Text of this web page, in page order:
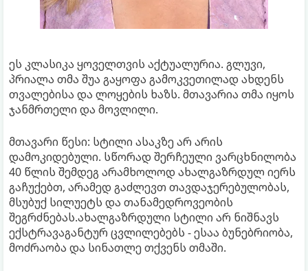
ეს კლასიკა ყოველთვის აქტუალურია. გლუვი,
პრიალა თმა შუა გაყოფა გამოკვეთილად ახდენს
თვალებისა და ლოყების ხაზს. მთავარია თმა იყოს
ჯანმრთელი და მოვლილი.
მთავარი წესი: სტილი ასაკზე არ არის
დამოკიდებული. სწორად შერჩეული ვარცხნილობა
40 წლის შემდეგ არამხოლოდ ახალგაზრდულ იერს
გაჩუქებთ, არამედ გაძლევთ თავდაჯერებულობას,
მსუბუქ სილუეტს და თანამედროვეობის
შეგრძნებას.ახალგაზრდული სტილი არ ნიშნავს
ექსტრავაგანტურ ცვლილებებს - ესაა ბუნებრიობა,
მოძრაობა და სინათლე თქვენს თმაში.